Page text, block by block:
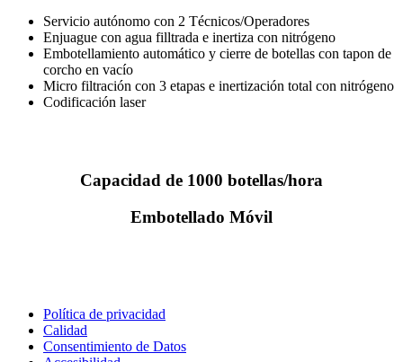
Servicio autónomo con 2 Técnicos/Operadores
Enjuague con agua filltrada e inertiza con nitrógeno
Embotellamiento automático y cierre de botellas con tapon de
corcho en vacío
Micro filtración con 3 etapas e inertización total con nitrógeno
Codificación laser
Capacidad de 1000 botellas/hora
Embotellado Móvil
Política de privacidad
Calidad
Consentimiento de Datos